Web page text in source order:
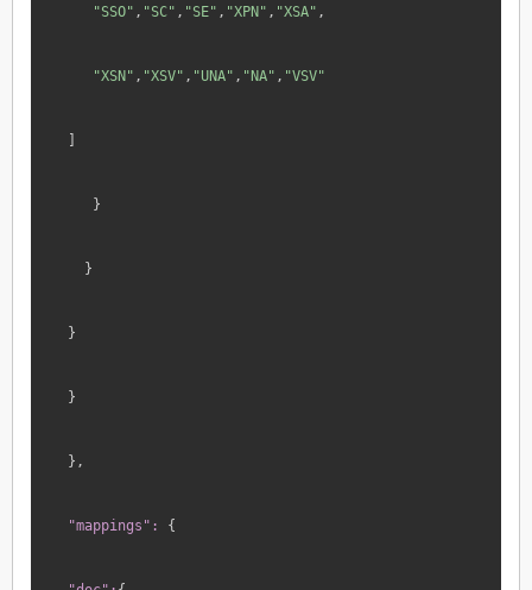
"SSO" , "SC" , "SE" , "XPN" , "XSA" ,
"XSN" , "XSV" , "UNA" , "NA" , "VSV"
]
}
}
}
}
},
"mappings": {